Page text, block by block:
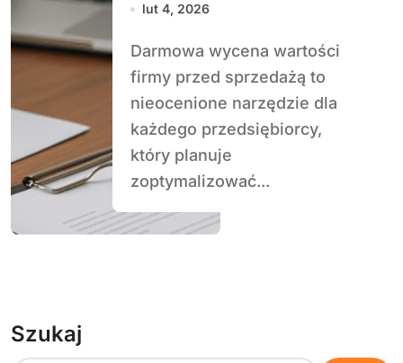
lut 4, 2026
Darmowa wycena wartości
firmy przed sprzedażą to
nieocenione narzędzie dla
każdego przedsiębiorcy,
który planuje
zoptymalizować...
Szukaj